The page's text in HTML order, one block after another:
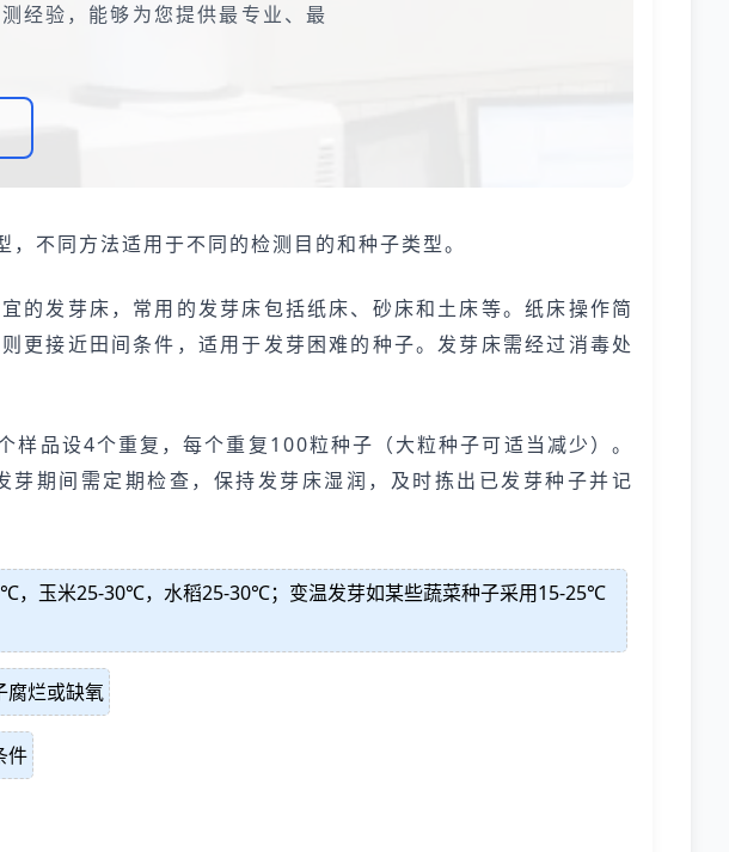
经验，能够为您提供最专业、最
不同方法适用于不同的检测目的和种子类型。
的发芽床，常用的发芽床包括纸床、砂床和土床等。纸床操作简
更接近田间条件，适用于发芽困难的种子。发芽床需经过消毒处
品设4个重复，每个重复100粒种子（大粒种子可适当减少）。
期间需定期检查，保持发芽床湿润，及时拣出已发芽种子并记
，玉米25-30℃，水稻25-30℃；变温发芽如某些蔬菜种子采用15-25℃
腐烂或缺氧
件